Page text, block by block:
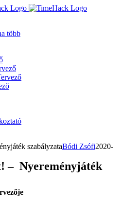
több
szabályzataBódi Zsófi2020-
– Nyereményjáték